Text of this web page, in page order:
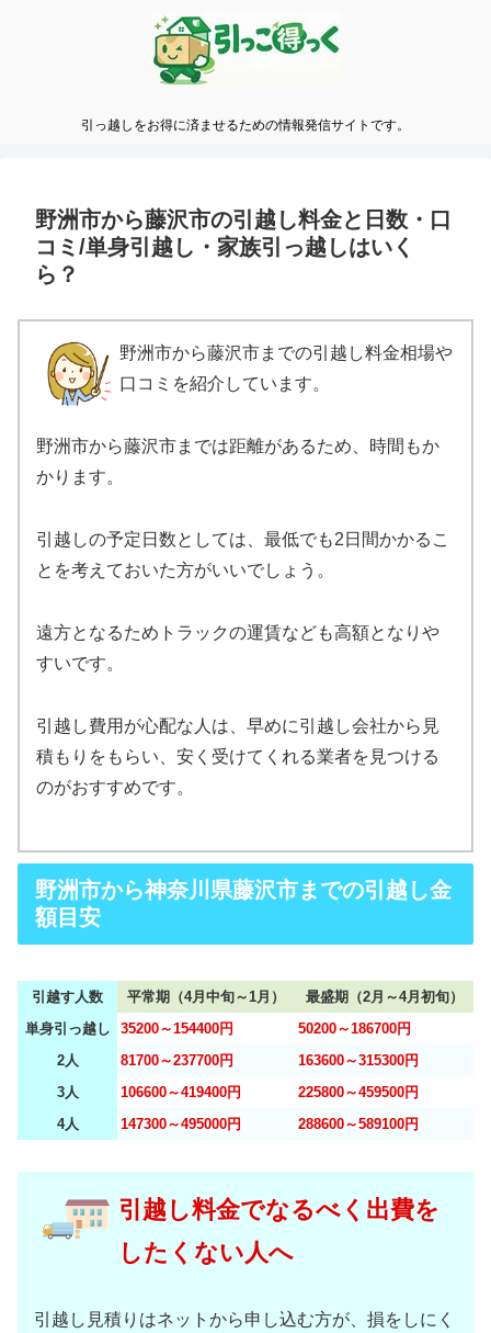
引っ越しをお得に済ませるための情報発信サイトです。
野洲市から藤沢市の引越し料金と日数・口
コミ/単身引越し・家族引っ越しはいく
ら？
野洲市から藤沢市までの引越し料金相場や
口コミを紹介しています。
野洲市から藤沢市までは距離があるため、時間もか
かります。
引越しの予定日数としては、最低でも2日間かかるこ
とを考えておいた方がいいでしょう。
遠方となるためトラックの運賃なども高額となりや
すいです。
引越し費用が心配な人は、早めに引越し会社から見
積もりをもらい、安く受けてくれる業者を見つける
のがおすすめです。
野洲市から神奈川県藤沢市までの引越し金
額目安
引越す人数 平常期（4月中旬～1月）
最盛期（2月～4月初旬）
単身引っ越し
35200～154400円
50200～186700円
2人
81700～237700円
163600～315300円
3人
106600～419400円
225800～459500円
4人
147300～495000円 288600～589100円
引越し料金でなるべく出費を
したくない人へ
引越し見積りはネットから申し込む方が、損をしにく